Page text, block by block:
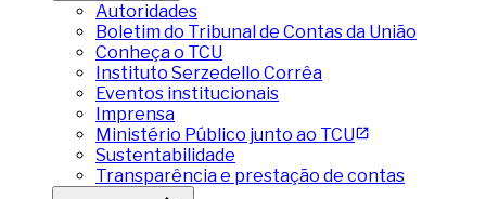
Autoridades
Boletim do Tribunal de Contas da União
Conheça o TCU
Instituto Serzedello Corrêa
Eventos institucionais
Imprensa
Ministério Público junto ao TCU
Sustentabilidade
Transparência e prestação de contas